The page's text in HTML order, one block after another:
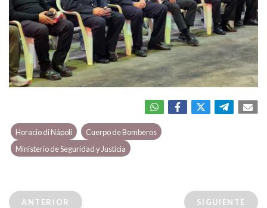
Horacio di Nápoli
Cuerpo de Bomberos
Ministerio de Seguridad y Justicia
ANTERIOR SIGUIENTE